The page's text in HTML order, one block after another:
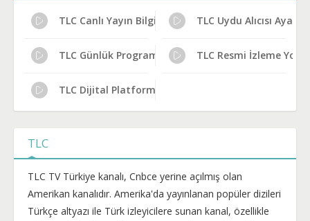
TLC Canlı Yayın Bilgileri TLC Uydu Alıcısı
TLC Günlük Program Akışı TLC Resmi İzleme
TLC Dijital Platform Kanal No
TLC
TLC TV Türkiye kanalı, Cnbce yerine açılmış olan
Amerikan kanalıdır. Amerika'da yayınlanan popüler dizileri
Türkçe altyazı ile Türk izleyicilere sunan kanal, özellikle